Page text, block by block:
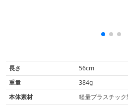
長さ
56cm
重量
384g
本体素材
軽量プラスチック